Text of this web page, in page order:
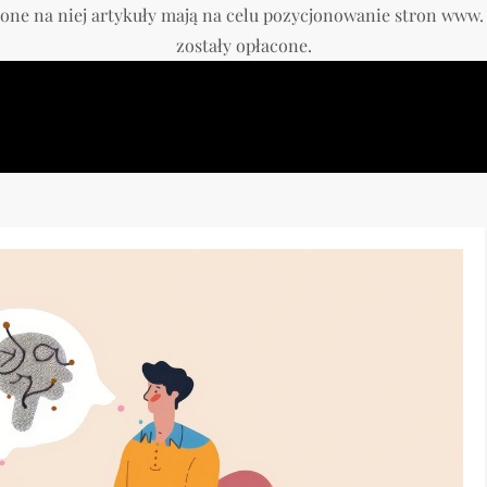
na niej artykuły mają na celu pozycjonowanie stron
zostały opłacone.